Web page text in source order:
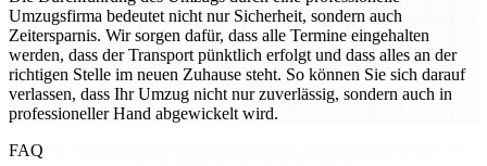
Umzugsfirma bedeutet nicht nur Sicherheit, sondern auch
Zeitersparnis. Wir sorgen dafür, dass alle Termine eingehalten
werden, dass der Transport pünktlich erfolgt und dass alles an der
richtigen Stelle im neuen Zuhause steht. So können Sie sich darauf
verlassen, dass Ihr Umzug nicht nur zuverlässig, sondern auch in
professioneller Hand abgewickelt wird.
FAQ